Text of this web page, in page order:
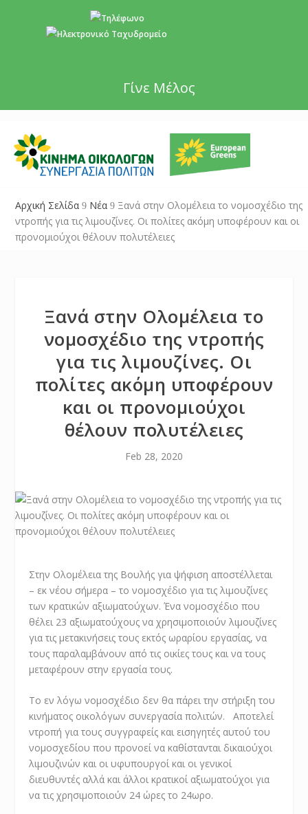
Γίνε Μέλος
Αρχική Σελίδα 9 Νέα 9 Ξανά στην Ολομέλεια το νομοσχέδιο της
ντροπής για τις λιμουζίνες. Οι πολίτες ακόμη υποφέρουν και οι
προνομιούχοι θέλουν πολυτέλειες
Ξανά στην Ολομέλεια το
νομοσχέδιο της ντροπής
για τις λιμουζίνες. Οι
πολίτες ακόμη υποφέρουν
και οι προνομιούχοι
θέλουν πολυτέλειες
Feb 28, 2020
Στην Ολομέλεια της Βουλής για ψήφιση αποστέλλεται
– εκ νέου σήμερα – το νομοσχέδιο για τις λιμουζίνες
των κρατικών αξιωματούχων. Ένα νομοσχέδιο που
θέλει 23 αξιωματούχους να χρησιμοποιούν λιμουζίνες
για τις μετακινήσεις τους εκτός ωραρίου εργασίας, να
τους παραλαμβάνουν από τις οικίες τους και να τους
μεταφέρουν στην εργασία τους.
Το εν λόγω νομοσχέδιο δεν θα πάρει την στήριξη του
κινήματος οικολόγων συνεργασία πολιτών. Αποτελεί
ντροπή για τους συγγραφείς και εισηγητές αυτού του
νομοσχεδίου που προνοεί να καθίστανται δικαιούχοι
λιμουζινών και οι υφυπουργοί και οι γενικοί
διευθυντές αλλά και άλλοι κρατικοί αξιωματούχοι για
να τις χρησιμοποιούν 24 ώρες το 24ωρο.